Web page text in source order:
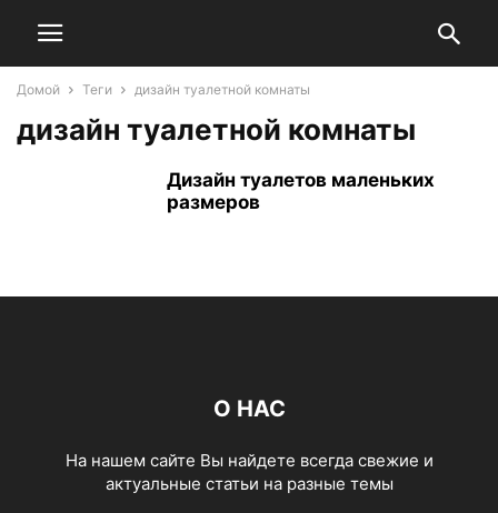
Домой Теги дизайн туалетной комнаты
дизайн туалетной комнаты
Дизайн туалетов маленьких
размеров
О НАС
На нашем сайте Вы найдете всегда свежие и
актуальные статьи на разные темы